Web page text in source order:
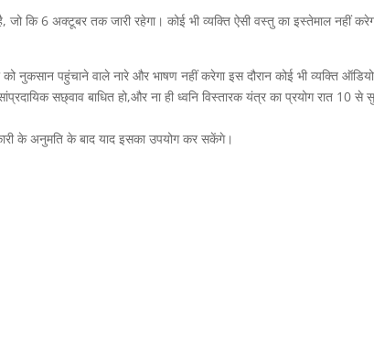
कि 6 अक्टूबर तक जारी रहेगा। कोई भी व्यक्ति ऐसी वस्तु का इस्तेमाल नहीं
नुकसान पहुंचाने वाले नारे और भाषण नहीं करेगा इस दौरान कोई भी व्यक्ति ऑडियो
सछ्वाव बाधित हो,और ना ही ध्वनि विस्तारक यंत्र का प्रयोग रात 10 से
के अनुमति के बाद याद इसका उपयोग कर सकेंगे।